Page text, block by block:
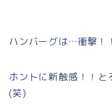
ハンバーグは…衝撃！
ホントに新触感！！
(笑)